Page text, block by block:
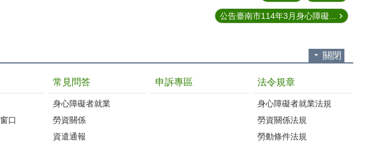
公告臺南市114年3月身心障礙...
關閉
口
常見問答
身心障礙者就業
勞資關係
資遣通報
申訴專區 法令規章
身心障礙者就業法規
勞資關係法規
勞動條件法規